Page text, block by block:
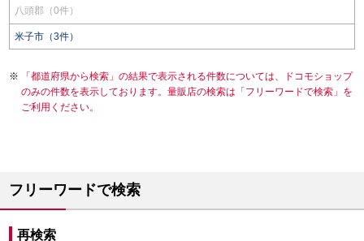
八頭郡（0件）
米子市（3件）
「都道府県から検索」の結果で表示される件数については、ドコモショップ
のみの件数を表示しております。量販店の検索は「フリーワードで検索」を
ご利用ください。
フリーワードで検索
再検索